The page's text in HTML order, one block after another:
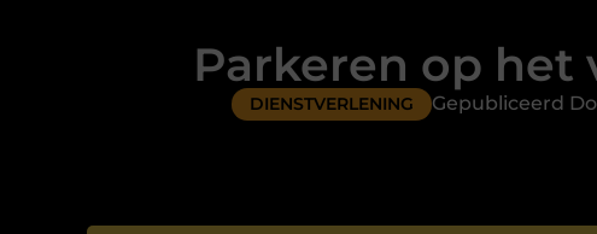
Parkeren op het
DIENSTVERLENING Gepubliceerd